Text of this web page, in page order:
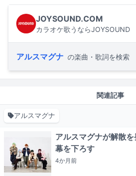
JOYSOUND.COM
カラオケ歌うならJOYSOUND
アルスマグナ の楽曲・歌詞を検索
関連記事
アルスマグナ
アルスマグナが解散
幕を下ろす
4か月前